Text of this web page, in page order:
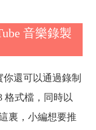
音樂錄製
你還可以通過錄制
格式檔，同時以
裏，小編想要推